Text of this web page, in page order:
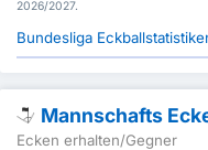
2026/2027.
Bundesliga
Mannschafts
Ecken erhalten/Gegner